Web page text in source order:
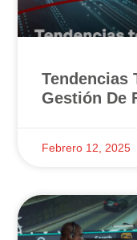
Tendencias
Gestión De
Febrero 12, 2025